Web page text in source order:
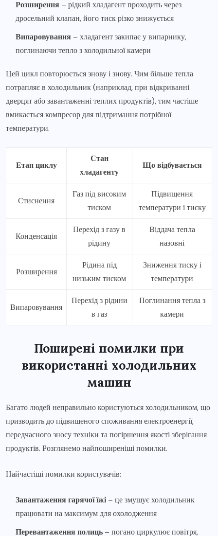
Розширення – рідкий хладагент проходить через
дросельний клапан, його тиск різко знижується
Випаровування – хладагент закипає у випарнику,
поглинаючи тепло з холодильної камери
Цей цикл повторюється знову і знову. Чим більше тепла
потрапляє в холодильник (наприклад, при відкриванні
дверцят або завантаженні теплих продуктів), тим частіше
вмикається компресор для підтримання потрібної
температури.
Етап циклу
Стан
хладагенту
Що відбувається
Стиснення
Газ під високим
тиском
Підвищення
температури і тиску
Конденсація
Перехід з газу в
рідину
Віддача тепла
назовні
Розширення
Рідина під
низьким тиском
Зниження тиску і
температури
Випаровування
Перехід з рідини
в газ
Поглинання тепла з
камери
Поширені помилки при
використанні холодильних
машин
Багато людей неправильно користуються холодильником, що
призводить до підвищеного споживання електроенергії,
передчасного зносу техніки та погіршення якості зберігання
продуктів. Розглянемо найпоширеніші помилки.
Найчастіші помилки користувачів:
Завантаження гарячої їжі – це змушує холодильник
працювати на максимум для охолодження
Перевантаження полиць – погано циркулює повітря,